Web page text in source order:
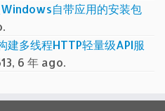
自带应用的安装包
多线程HTTP轻量级API服
6 年 ago.